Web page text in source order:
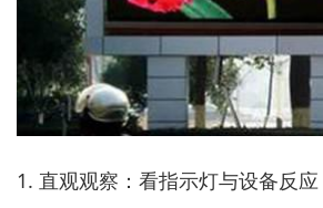
1. 直观观察：看指示灯与设备反应